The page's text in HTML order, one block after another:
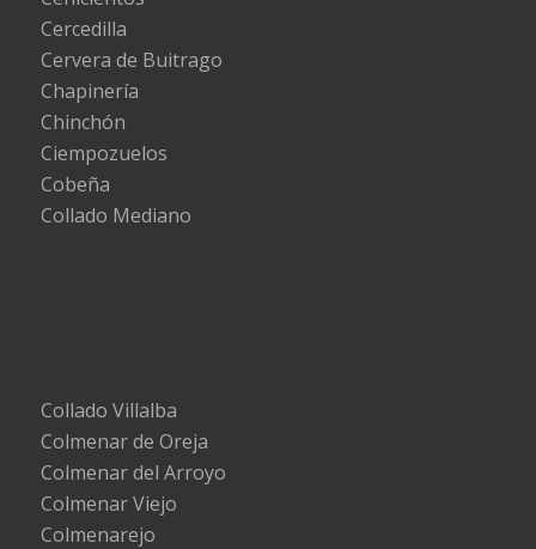
Cercedilla
Cervera de Buitrago
Chapinería
Chinchón
Ciempozuelos
Cobeña
Collado Mediano
Collado Villalba
Colmenar de Oreja
Colmenar del Arroyo
Colmenar Viejo
Colmenarejo